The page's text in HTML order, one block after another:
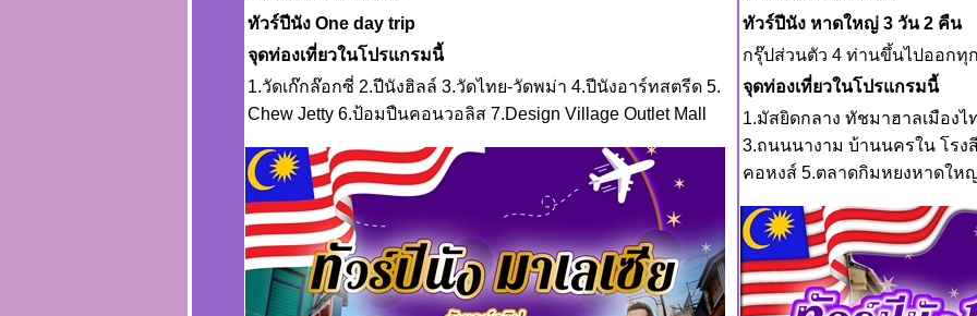
ทัวร์ปีนัง One day trip
จุดท่องเที่ยวในโปรแกรมนี้
1.วัดเก๊กล๊อกซี่ 2.ปีนังฮิลล์ 3.วัดไทย-วัดพม่า 4.ปีนังอาร์ทสตรีด 5.
Chew Jetty 6.ป้อมปืนคอนวอลิส 7.Design Village Outlet Mall
ทัวร์ปีนัง หาดใหญ่ 3 วัน 2 คืน
กรุ๊ปส่วนตัว 4 ท่านขึ้นไปออกทุ
จุดท่องเที่ยวในโปรแกรมนี้
1.มัสยิดกลาง ทัชมาฮาลเมือง
3.ถนนนางาม บ้านนครใน โรง
คอหงส์ 5.ตลาดกิมหยงหาดให